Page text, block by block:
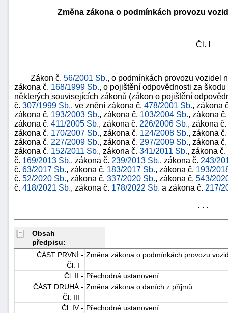
Změna zákona o podmínkách provozu
Čl. I
Zákon č. 56/2001 Sb., o podmínkách provozu vozidel
zákona č. 168/1999 Sb., o pojištění odpovědnosti za
některých souvisejících zákonů (zákon o pojištění
č. 307/1999 Sb., ve znění zákona č. 478/2001 Sb., zákona
zákona č. 193/2003 Sb., zákona č. 103/2004 Sb., zákona
zákona č. 411/2005 Sb., zákona č. 226/2006 Sb., zákona č.
zákona č. 170/2007 Sb., zákona č. 124/2008 Sb., zákona
zákona č. 227/2009 Sb., zákona č. 297/2009 Sb., zákona
zákona č. 152/2011 Sb., zákona č. 341/2011 Sb., zákona č.
č. 169/2013 Sb., zákona č. 239/2013 Sb., zákona č. 243/
č. 63/2017 Sb., zákona č. 183/2017 Sb., zákona č. 193/
č. 52/2020 Sb., zákona č. 337/2020 Sb., zákona č. 543/
č. 418/2021 Sb., zákona č. 178/2022 Sb. a zákona č. 217/
. . .
Obsah
předpisu:
ČÁST PRVNÍ - Změna zákona o podmínkách provozu
Čl. I
Čl. II - Přechodná ustanovení
ČÁST DRUHÁ - Změna zákona o daních z příjmů
Čl. III
Čl. IV - Přechodné ustanovení